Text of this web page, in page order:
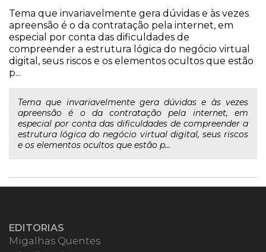
Tema que invariavelmente gera dúvidas e às vezes
apreensão é o da contratação pela internet, em
especial por conta das dificuldades de
compreender a estrutura lógica do negócio virtual
digital, seus riscos e os elementos ocultos que estão
p...
Tema que invariavelmente gera dúvidas e às vezes
apreensão é o da contratação pela internet, em
especial por conta das dificuldades de compreender a
estrutura lógica do negócio virtual digital, seus riscos
e os elementos ocultos que estão p...
EDITORIAS
Migalhas Quentes